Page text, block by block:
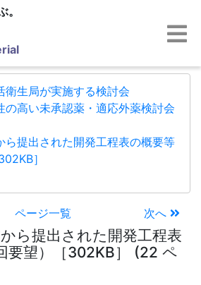
衛生局が実施する検討会
の高い未承認薬・適応外薬検討会
提出された開発工程表の概要等
］
ページ一覧 次へ
ら提出された開発工程表
要望）［302KB］ (22 ペ